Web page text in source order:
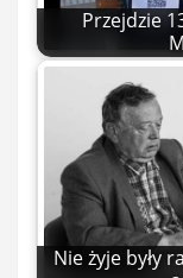
Przejdzie
Nie żyje były